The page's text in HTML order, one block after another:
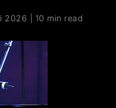
2026 10 min read